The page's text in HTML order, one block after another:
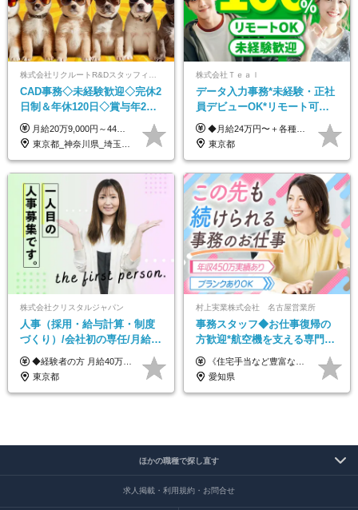
CAD事務◇未経験歓迎◇完休2
日制＆年休120日◇賞与年2回
◇住宅手当制度・社員寮あ
り/j1
月給20万9,000円～44万円 ※試用期間6カ月あり（期間中の待遇に変更なし） ※経験・能力・前給を考慮の上、決定いたします ※時間外手当100％支給 ※派遣就業先が変更となる場合には、就業規則、労使協定等に基づき賃金が変更となる可能性があります
東京都_神奈川県_埼玉県_千葉県_大阪府_愛知県_青森県_岩手県_宮城県_秋田県_山形県_福島県_茨城県_栃木県_群馬県_山梨県_長野県_福井県_静岡県_岐阜県_三重県_兵庫県_京都府_滋賀県_奈良県_広島県_岡山県_山口県_香川県_福岡県_熊本県_佐賀県_長崎県_大分県_宮崎県_鹿児島県
株式会社Ｔｅａｌ
データ入力事務*未経験・正社
員デビューOK*リモート可能*
年間休日124日*面接1回*実働
7.5時間
◆月給24万円〜＋各種手当 ※残業代全額支給 ※試用期間6ヶ月（期間中も給与・待遇に変更なし）
東京都
株式会社クリスタルジャパン
人事（採用・給与計算・制度
づくり）/会社初の専任/月給40
万円～可/残業10h/土日祝休み/
年休120日以上
◆経験者の方 月給40万円～65万円＋賞与年2回 【給与イメージ】 人事経験5年程度：月給45万円～ ◆未経験の方 月給35万円～65万円＋賞与年2回 ※経験・スキルを考慮のうえ、優遇いたします。 ※試用期間は3ヶ月です。期間中の給与・待遇に変更はありません。 ※上記月給には、固定残業代（月45時間分／8.8万円～16.5万円）を含みます。 ※固定残業時間を超過した場合は、超過分を別途全額支給いたします。 【固定残業代について】 固定残業45時間分（88,000円～165,000円）を含む ※超過分は別途全額支給
東京都
村上実業株式会社 名古屋営業所
事務スタッフ◆お仕事復帰の
方歓迎*航空機を支える専門商
社*年収450万実績あり*車道駅
より徒歩4分*服装自由
《住宅手当など豊富な手当で月給＋α！》 ★年収450万円実績あり ★住宅手当 ★家族手当 月給22万円～＋賞与年2回＋業績賞与(※業績による／過去3か月分支給実績あり) ※経験・スキルを考慮の上、決定します ※残業代は全額支給します ※試用期間3ヶ月間あり（期間中の給与・待遇に差異はありません）
愛知県
ほかの職種で探し直す
求人掲載・利用規約・お問合せ